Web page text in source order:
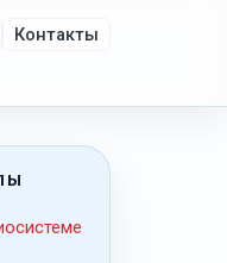
Контакты